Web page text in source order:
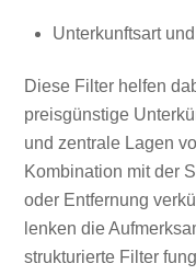
Unterkunftsart
Diese Filter helfen
preisgünstige
und zentrale Lagen
Kombination mit der
oder Entfernung
lenken die
strukturierte Filter